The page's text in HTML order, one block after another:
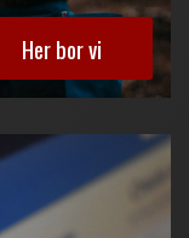
Her bor vi